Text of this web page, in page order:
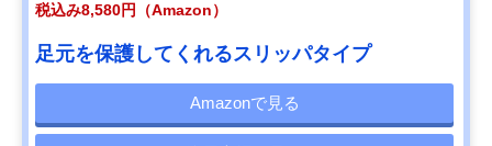
税込み8,580円（Amazon）
足元を保護してくれるスリッパタイプ
Amazonで見る